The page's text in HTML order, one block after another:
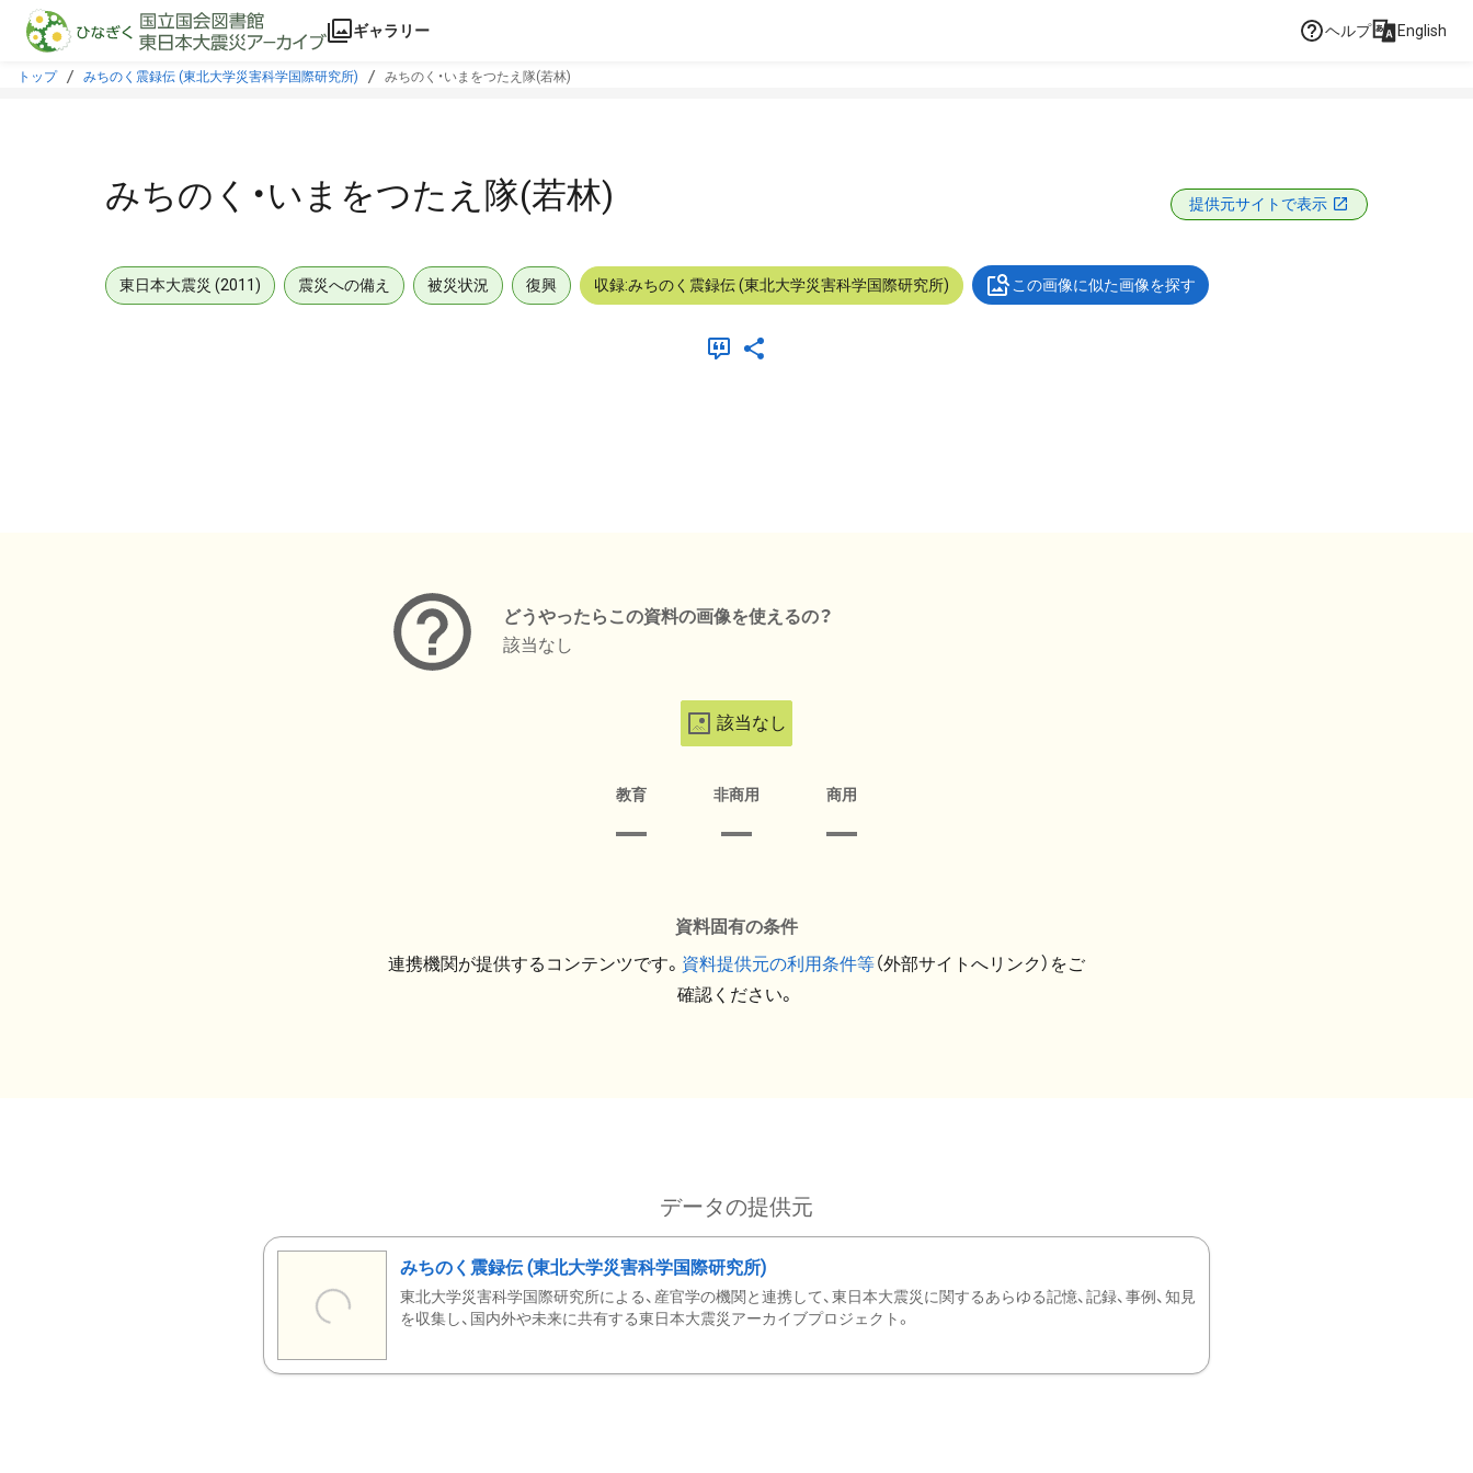
本文に飛ぶ
ギャラリー ヘルプ English
トップ みちのく震録伝 (東北大学災害科学国際研究所) みちのく・いまをつたえ隊(若林)
みちのく・いまをつたえ隊(若林) 提供元サイトで表示
東日本大震災 (2011) 震災への備え 被災状況 復興 収録:みちのく震録伝 (東北大学災害科学国際研究所) この画像に似た画像を探す
どうやったらこの資料の画像を使えるの？
該当なし
該当なし
教育 非商用 商用
資料固有の条件
連携機関が提供するコンテンツです。 資料提供元の利用条件等（外部サイトへリンク）をご
確認ください。
データの提供元
みちのく震録伝 (東北大学災害科学国際研究所)
東北大学災害科学国際研究所による、産官学の機関と連携して、東日本大震災に関するあらゆる記憶、記録、事例、知見
を収集し、国内外や未来に共有する東日本大震災アーカイブプロジェクト。